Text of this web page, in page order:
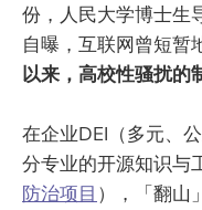
份，人民大学博士生
自曝，互联网曾短暂
以来，高校性骚扰的
在企业DEI（多元、
分专业的开源知识与
防治项目 ），「翻山